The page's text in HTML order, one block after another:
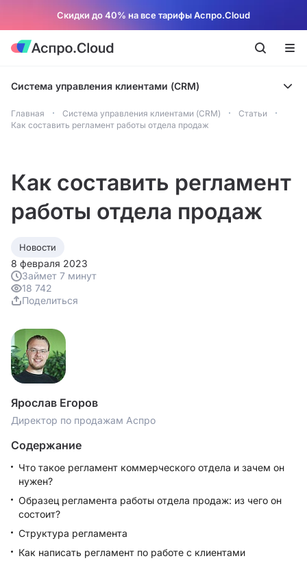
Скидки до 40% на все тарифы Аспро.Cloud
Система управления клиентами (CRM)
Главная Система управления клиентами (CRM)
Статьи
Как составить регламент работы отдела продаж
Как составить регламент
работы отдела продаж
Новости
8 февраля 2023
Займет 7 минут
18 742
Поделиться
Ярослав Егоров
Директор по продажам Аспро
Содержание
Что такое регламент коммерческого отдела и зачем он
нужен?
Образец регламента работы отдела продаж: из чего он
состоит?
Структура регламента
Как написать регламент по работе с клиентами